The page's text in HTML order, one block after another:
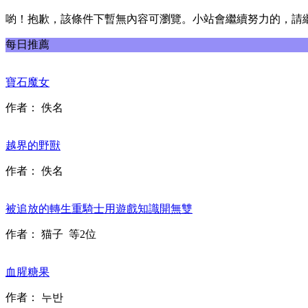
喲！抱歉，該條件下暫無內容可瀏覽。小站會繼續努力的，請
每日推薦
寶石魔女
作者： 佚名
越界的野獸
作者： 佚名
被追放的轉生重騎士用遊戲知識開無雙
作者： 猫子 等2位
血腥糖果
作者： 누반